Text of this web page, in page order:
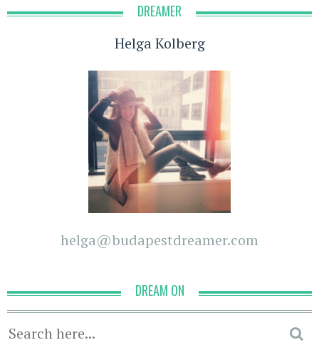
DREAMER
Helga Kolberg
helga@budapestdreamer.com
DREAM ON